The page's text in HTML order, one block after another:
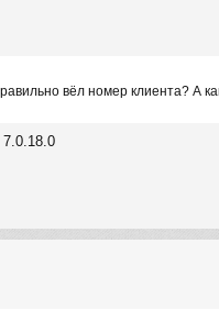
вёл номер клиента? А
7.0.18.0